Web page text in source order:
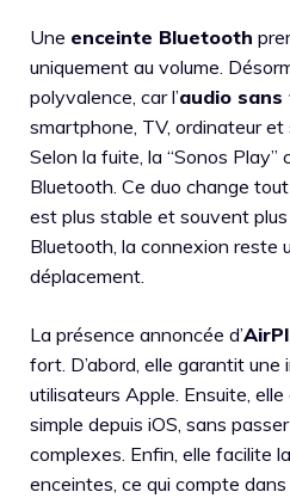
Une enceinte Bluetooth
uniquement au volume.
polyvalence, car l’audio sans
smartphone, TV, ordinateur et
Selon la fuite, la “Sonos Play”
Bluetooth. Ce duo change
est plus stable et souvent
Bluetooth, la connexion reste
déplacement.
La présence annoncée d’
fort. D’abord, elle garantit
utilisateurs Apple. Ensuite,
simple depuis iOS, sans
complexes. Enfin, elle facilite
enceintes, ce qui compte